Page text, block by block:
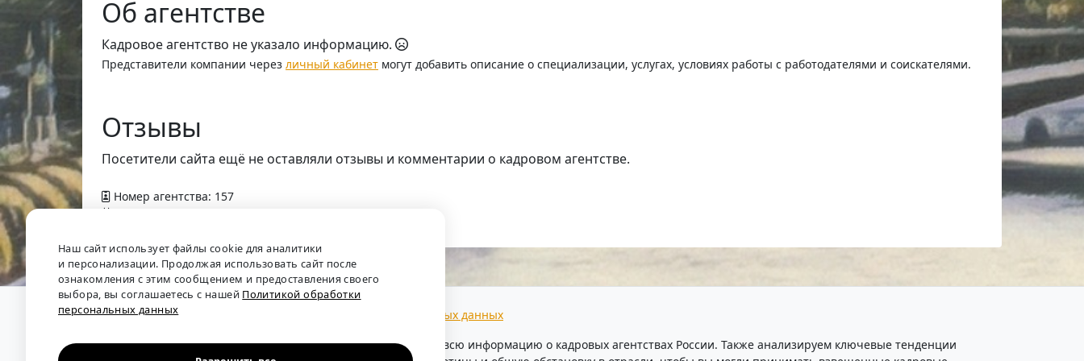
Об агентстве
Кадровое агентство не указало информацию.
Представители компании через личный кабинет могут добавить описание о специализации, услугах, условиях работы с работодателями и соискателями.
Отзывы
Посетители сайта ещё не оставляли отзывы и комментарии о кадровом агентстве.
Номер агентства: 157
О проекте•Обратная связь
Политика обработки персональных данных
Мы собираем отзывы, составляем рейтинги и предоставляем всю информацию о кадровых агентствах России. Также анализируем ключевые тенденции
Наш сайт использует файлы cookie для аналитики
и персонализации. Продолжая использовать сайт после
ознакомления с этим сообщением и предоставления своего
выбора, вы соглашаетесь с нашей Политикой обработки
персональных данных